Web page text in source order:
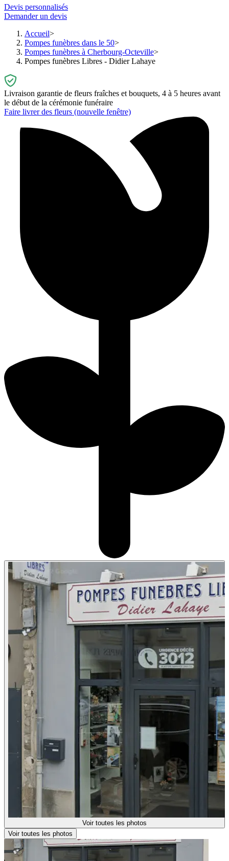
Devis personnalisés
Demander un devis
Accueil
Pompes funèbres dans le 50
Pompes funèbres à Cherbourg-Octeville
Pompes funèbres Libres - Didier Lahaye
Livraison garantie de fleurs fraîches et bouquets, 4 à 5 heures avant
le début de la cérémonie funéraire
Faire livrer des fleurs (nouvelle fenêtre)
Voir toutes les photos
Voir toutes les photos